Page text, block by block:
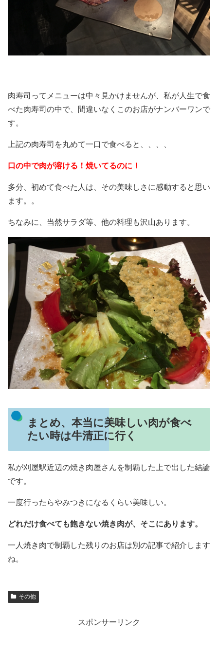
肉寿司ってメニューは中々見かけませんが、私が人生で食
べた肉寿司の中で、間違いなくこのお店がナンバーワンで
す。
上記の肉寿司を丸めて一口で食べると、、、、
口の中で肉が溶ける！焼いてるのに！
多分、初めて食べた人は、その美味しさに感動すると思い
ます。。
ちなみに、当然サラダ等、他の料理も沢山あります。
まとめ、本当に美味しい肉が食べ
たい時は牛清正に行く
私が刈屋駅近辺の焼き肉屋さんを制覇した上で出した結論
です。
一度行ったらやみつきになるくらい美味しい。
どれだけ食べても飽きない焼き肉が、そこにあります。
一人焼き肉で制覇した残りのお店は別の記事で紹介します
ね。
その他
スポンサーリンク